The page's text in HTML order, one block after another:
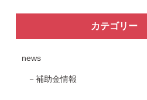
カテゴリー
news
補助金情報